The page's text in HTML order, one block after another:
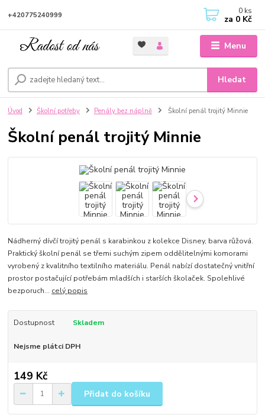
Menu
Hledat
+420775240999 0 ks
za 0 Kč
Úvod Školní potřeby Penály bez náplně Školní penál trojitý Minnie
Školní penál trojitý Minnie
Nádherný dívčí trojitý penál s karabinkou z kolekce Disney, barva růžová.
Praktický školní penál se třemi suchým zipem oddělitelnými komorami
vyrobený z kvalitního textilního materiálu. Penál nabízí dostatečný vnitřní
prostor postačující potřebám mladších i starších školaček. Spolehlivé
bezporuch... celý popis
Dostupnost Skladem
Nejsme plátci DPH
149 Kč
Přidat do košíku